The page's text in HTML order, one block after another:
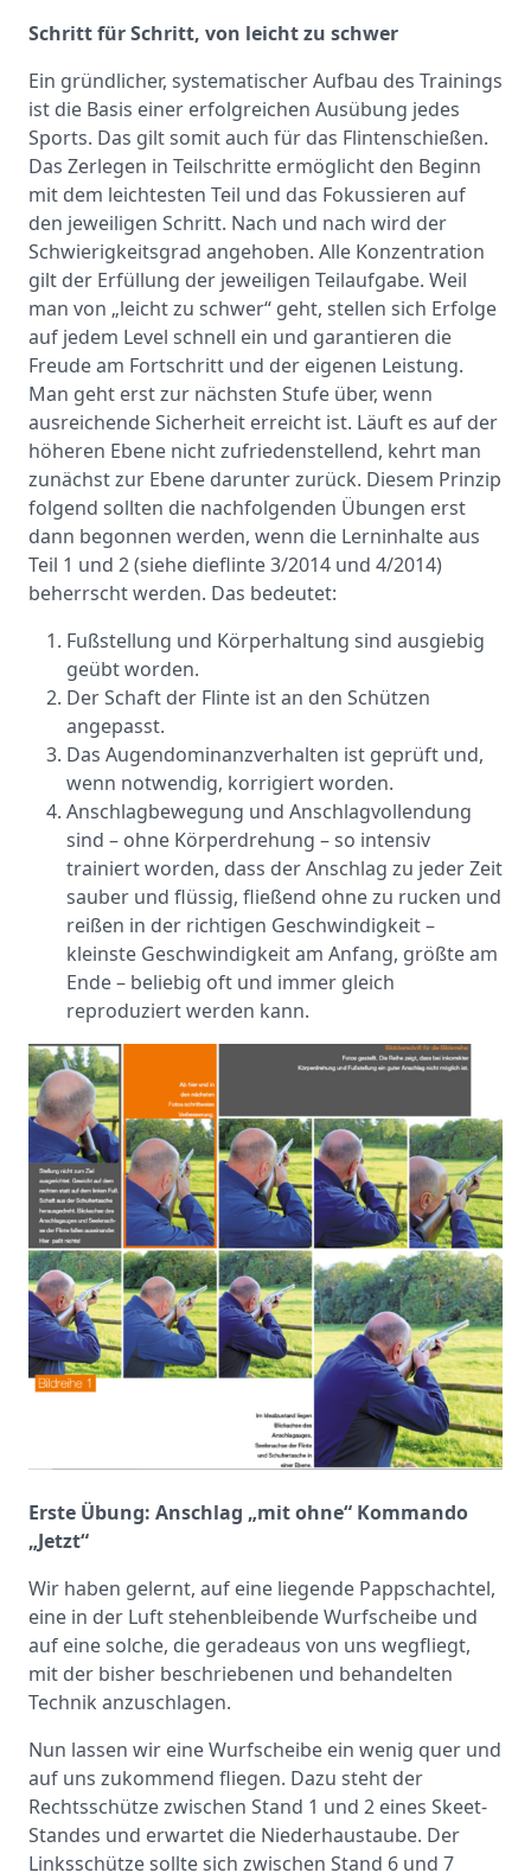
Schritt für Schritt, von leicht zu schwer
Ein gründlicher, systematischer Aufbau des Trainings
ist die Basis einer erfolgreichen Ausübung jedes
Sports. Das gilt somit auch für das Flintenschießen.
Das Zerlegen in Teilschritte ermöglicht den Beginn
mit dem leichtesten Teil und das Fokussieren auf
den jeweiligen Schritt. Nach und nach wird der
Schwierigkeitsgrad angehoben. Alle Konzentration
gilt der Erfüllung der jeweiligen Teilaufgabe. Weil
man von „leicht zu schwer“ geht, stellen sich Erfolge
auf jedem Level schnell ein und garantieren die
Freude am Fortschritt und der eigenen Leistung.
Man geht erst zur nächsten Stufe über, wenn
ausreichende Sicherheit erreicht ist. Läuft es auf der
höheren Ebene nicht zufriedenstellend, kehrt man
zunächst zur Ebene darunter zurück. Diesem Prinzip
folgend sollten die nachfolgenden Übungen erst
dann begonnen werden, wenn die Lerninhalte aus
Teil 1 und 2 (siehe dieflinte 3/2014 und 4/2014)
beherrscht werden. Das bedeutet:
Fußstellung und Körperhaltung sind ausgiebig
geübt worden.
Der Schaft der Flinte ist an den Schützen
angepasst.
Das Augendominanzverhalten ist geprüft und,
wenn notwendig, korrigiert worden.
Anschlagbewegung und Anschlagvollendung
sind – ohne Körperdrehung – so intensiv
trainiert worden, dass der Anschlag zu jeder Zeit
sauber und flüssig, fließend ohne zu rucken und
reißen in der richtigen Geschwindigkeit –
kleinste Geschwindigkeit am Anfang, größte am
Ende – beliebig oft und immer gleich
reproduziert werden kann.
Erste Übung: Anschlag „mit ohne“ Kommando
„Jetzt“
Wir haben gelernt, auf eine liegende Pappschachtel,
eine in der Luft stehenbleibende Wurfscheibe und
auf eine solche, die geradeaus von uns wegfliegt,
mit der bisher beschriebenen und behandelten
Technik anzuschlagen.
Nun lassen wir eine Wurfscheibe ein wenig quer und
auf uns zukommend fliegen. Dazu steht der
Rechtsschütze zwischen Stand 1 und 2 eines Skeet-
Standes und erwartet die Niederhaustaube. Der
Linksschütze sollte sich zwischen Stand 6 und 7